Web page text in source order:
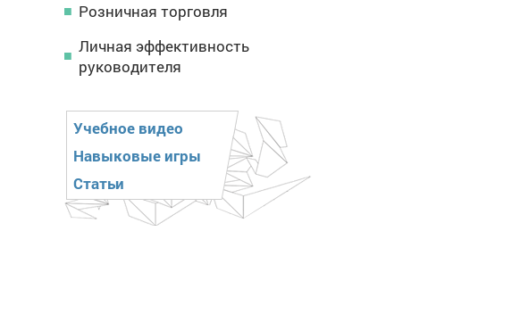
Розничная торговля
Личная эффективность
руководителя
Учебное видео
Навыковые игры
Статьи